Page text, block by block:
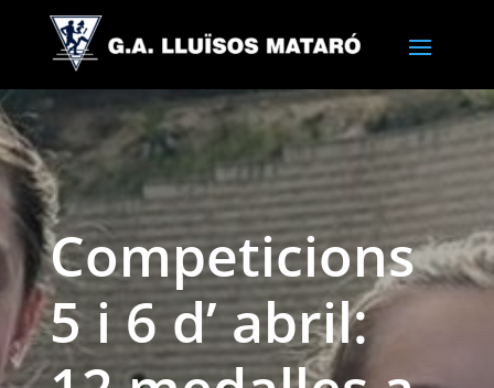
Competicions
5 i 6 d’ abril: